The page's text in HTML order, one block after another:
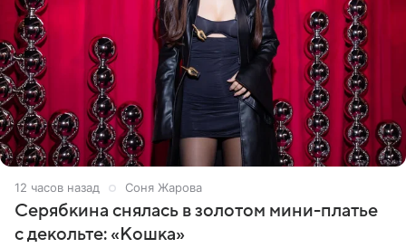
12 часов назад Соня Жарова
Серябкина снялась в золотом мини-платье
с декольте: «Кошка»